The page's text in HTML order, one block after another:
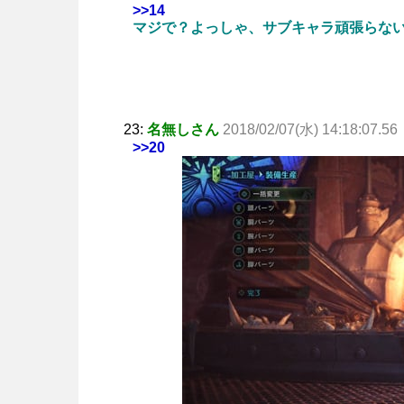
>>14
マジで？よっしゃ、サブキャラ頑張らな
23: 名無しさん 2018/02/07(水) 14:18:07.56
>>20